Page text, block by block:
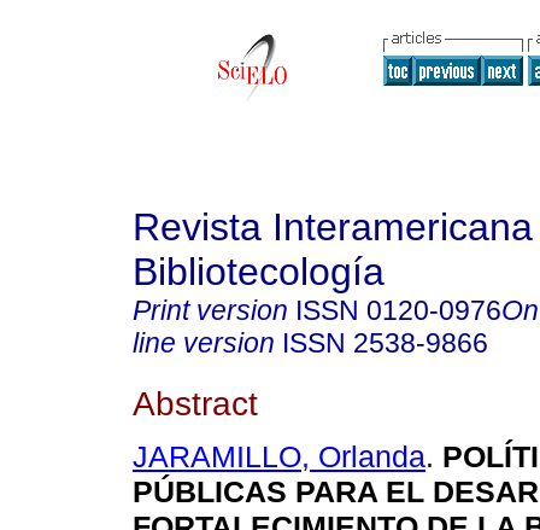
Revista
Bibliotecología
Print version ISSN 0120-0976
line version ISSN 2538-9866
Abstract
JARAMILLO, Orlanda.
PÚBLICAS PARA EL